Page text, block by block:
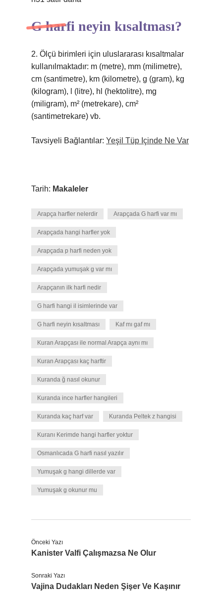
G harfi neyin kısaltması?
2. Ölçü birimleri için uluslararası kısaltmalar
kullanılmaktadır: m (metre), mm (milimetre),
cm (santimetre), km (kilometre), g (gram), kg
(kilogram), l (litre), hl (hektolitre), mg
(miligram), m² (metrekare), cm²
(santimetrekare) vb.
Tavsiyeli Bağlantılar: Yeşil Tüp Içinde Ne Var
Tarih: Makaleler
Arapça harfler nelerdir Arapçada G harfi var mı
Arapçada hangi harfler yok
Arapçada p harfi neden yok
Arapçada yumuşak g var mı
Arapçanın ilk harfi nedir
G harfi hangi il isimlerinde var
G harfi neyin kısaltması Kaf mı gaf mı
Kuran Arapçası ile normal Arapça aynı mı
Kuran Arapçası kaç harftir
Kuranda ğ nasıl okunur
Kuranda ince harfler hangileri
Kuranda kaç harf var Kuranda Peltek z hangisi
Kuranı Kerimde hangi harfler yoktur
Osmanlıcada G harfi nasıl yazılır
Yumuşak g hangi dillerde var
Yumuşak g okunur mu
Önceki Yazı
Kanister Valfi Çalışmazsa Ne Olur
Sonraki Yazı
Vajina Dudakları Neden Şişer Ve Kaşınır